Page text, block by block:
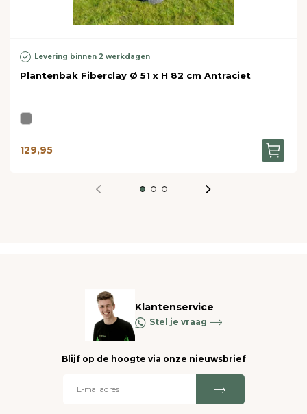
Levering binnen 2 werkdagen
Plantenbak Fiberclay Ø 51 x H 82 cm Antraciet
129,95
Klantenservice
Stel je vraag
Blijf op de hoogte via onze nieuwsbrief